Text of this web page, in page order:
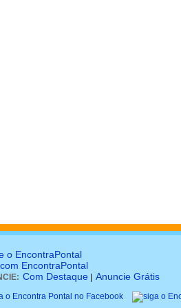
o EncontraPontal
EncontraPontal
Com Destaque Anuncie Grátis